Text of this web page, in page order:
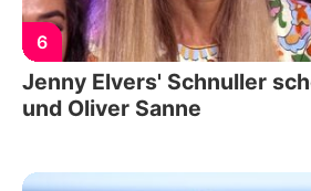
6
Jenny Elvers' Schnuller
und Oliver Sanne